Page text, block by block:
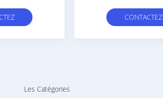
Gaz
CONTACTEZ
Les Catégories